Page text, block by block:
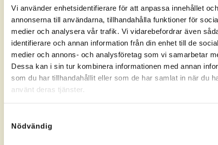
Vi använder enhetsidentifierare för att anpassa innehållet och
annonserna till användarna, tillhandahålla funktioner för
medier och analysera vår trafik. Vi vidarebefordrar även
identifierare och annan information från din enhet till de
medier och annons- och analysföretag som vi samarbetar
Dessa kan i sin tur kombinera informationen med annan
som du har tillhandahållit eller som de har samlat in när du
använt deras tjänster.
Nödvändig
Sveg
Gränsgatan
17, 842
32 Sveg
KA-
nummer:
10069283
Till
kontorssidan
Tomelilla
Nybogatan
2B, 273
30
Tomelilla
KA-
10073436